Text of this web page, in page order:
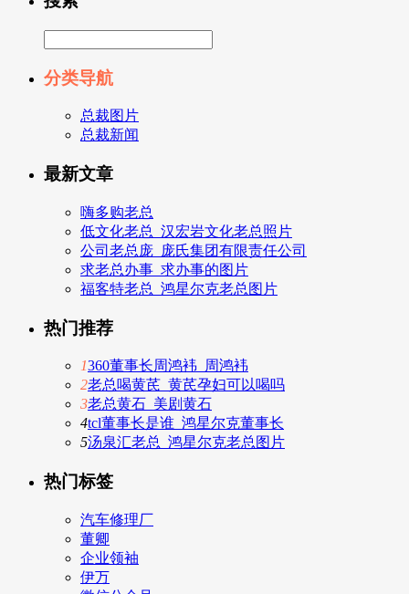
分类导航
总裁图片
总裁新闻
最新文章
嗨多购老总
低文化老总_汉宏岩文化老总照片
公司老总庞_庞氏集团有限责任公司
求老总办事_求办事的图片
福客特老总_鸿星尔克老总图片
热门推荐
1360董事长周鸿袆_周鸿袆
2老总喝黄芪_黄芪孕妇可以喝吗
3老总黄石_美剧黄石
4tcl董事长是谁_鸿星尔克董事长
5汤泉汇老总_鸿星尔克老总图片
热门标签
汽车修理厂
董卿
企业领袖
伊万